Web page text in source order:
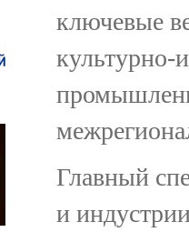
ключевые
культурно-
Главный
и